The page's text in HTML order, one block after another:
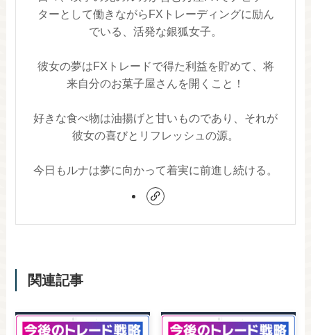
ターとして働きながらFXトレーディングに励ん
でいる、活発な銀狐女子。
彼女の夢はFXトレードで得た利益を貯めて、将
来自分のお菓子屋さんを開くこと！
好きな食べ物は油揚げと甘いものであり、それが
彼女の喜びとリフレッシュの源。
今日もルナは夢に向かって着実に前進し続ける。
関連記事